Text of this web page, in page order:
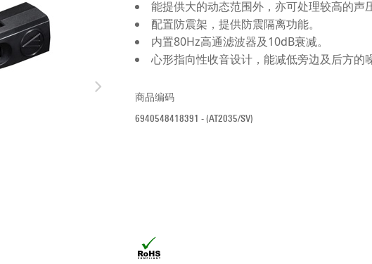
能提供大的动态范围外，亦可处理较高的声
配置防震架，提供防震隔离功能。
内置80Hz高通滤波器及10dB衰减。
心形指向性收音设计，能减低旁边及后方的
商品编码
6940548418391 - (AT2035/SV)